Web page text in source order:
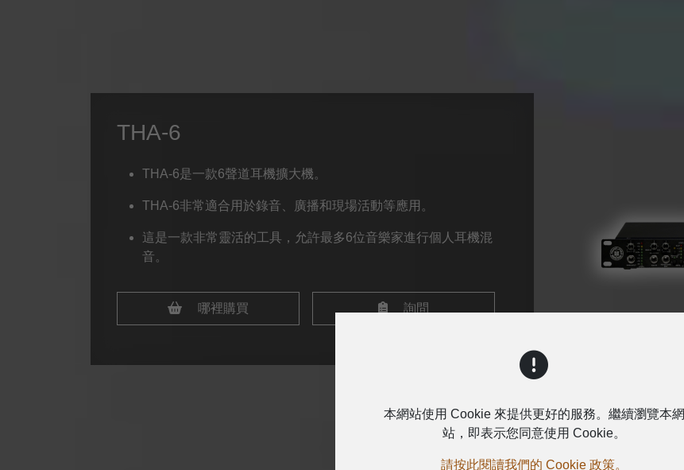
THA-6
THA-6是一款6聲道耳機擴大機。
THA-6非常適合用於錄音、廣播和現場活動等應用。
這是一款非常靈活的工具，允許最多6位音樂家進行個人耳機混
音。
哪裡購買 詢問
本網站使用 Cookie 來提供更好的服務。繼續瀏覽本網
站，即表示您同意使用 Cookie。
請按此閱讀我們的 Cookie 政策。